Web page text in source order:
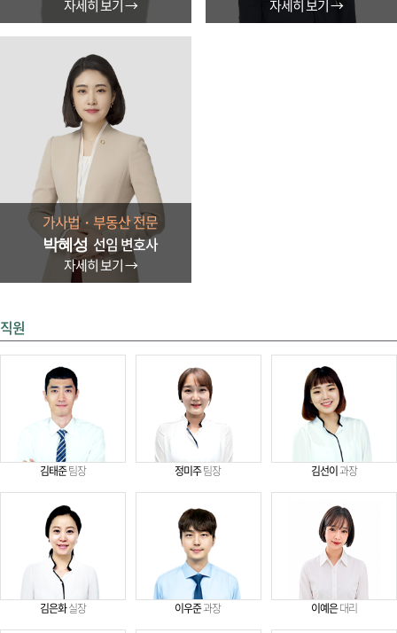
자세히 보기 → 자세히 보기 →
가사법・부동산 전문
박혜성 선임 변호사
자세히 보기 →
직원
김태준팀장 정미주팀장 김선이과장
김은화실장 이우준과장 이예은대리